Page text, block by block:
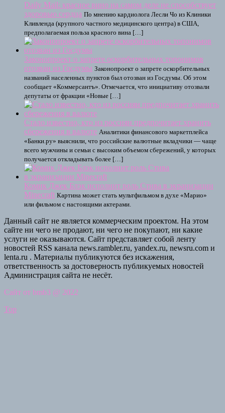
Daily Mail: красное вино на самом деле не способствует
здоровью сердца По мнению кардиолога Лесли Чо из Клиники
Кливленда (крупного частного медицинского центра) в США,
предполагаемая польза красного вина […]
Законопроект о запрете оскорбительных топонимов
отозван из Госдумы Законопроект о запрете оскорбительных
названий населенных пунктов был отозван из Госдумы. Об этом
сообщает «Коммерсантъ». Отмечается, что инициативу отозвали
депутаты от фракции «Новые […]
Стало известно, кто из россиян предпочитает хранить
сбережения в валюте Аналитики финансового маркетплейса
«Банки.ру» выяснили, что российские валютные вкладчики — чаще
всего мужчины и семьи с высоким объемом сбережений, у которых
получается откладывать более […]
Комик Джек Блэк исполнит роль Стива в экранизации
Minecraft Картина может стать мультфильмом в духе «Марио»
или фильмом с настоящими актерами.
Данный сайт не является коммерческим проектом. На этом
сайте ни чего не продают, ни чего не покупают, ни какие
услуги не оказываются. Сайт представляет собой ленту
новостей RSS канала news.rambler.ru, yandex.ru, newsru.com и
lenta.ru . Материалы публикуются без искажения,
ответственность за достоверность публикуемых новостей
Администрация сайта не несёт.
Сайт от bmb3 @ 2022
Top